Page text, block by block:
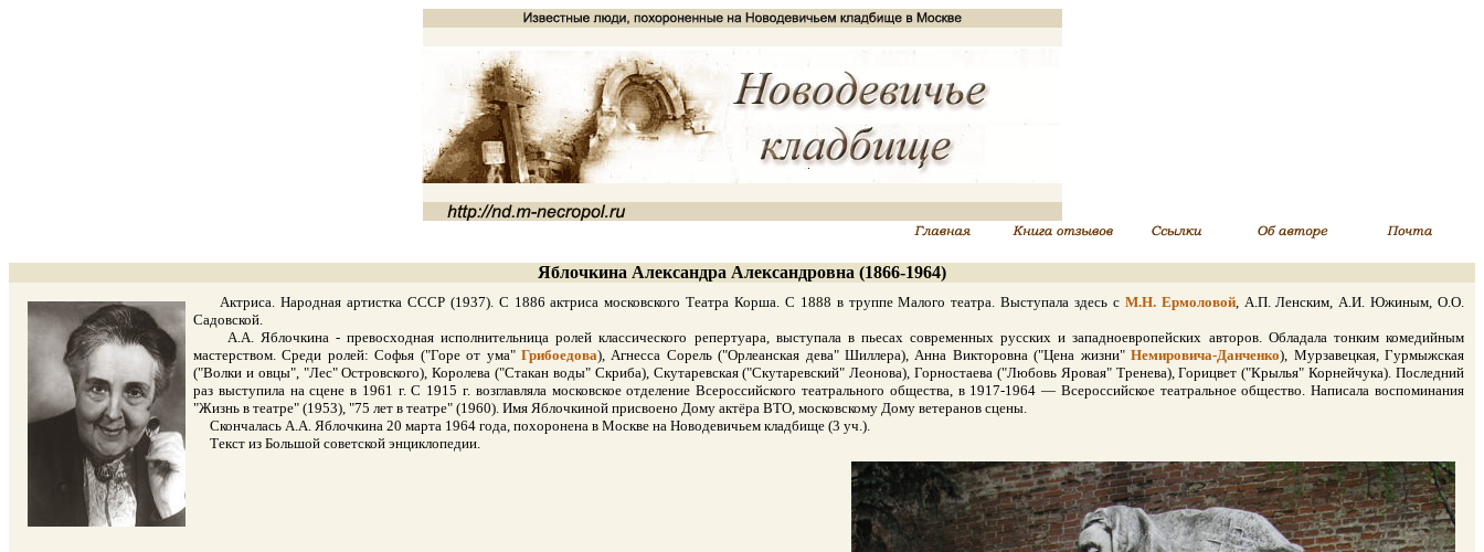
Яблочкина Александра Александровна (1866-1964)
Актриса. Народная артистка СССР (1937). С 1886 актриса московского Театра Корша. С 1888 в труппе Малого театра. Выступала здесь с М.Н. Ермоловой, А.П. Ленским, А.И. Южиным, О.О.
Садовской.
А.А. Яблочкина - превосходная исполнительница ролей классического репертуара, выступала в пьесах современных русских и западноевропейских авторов. Обладала тонким комедийным
мастерством. Среди ролей: Софья ("Горе от ума" Грибоедова), Агнесса Сорель ("Орлеанская дева" Шиллера), Анна Викторовна ("Цена жизни"Немировича-Данченко), Мурзавецкая, Гурмыжская
("Волки и овцы", "Лес" Островского), Королева ("Стакан воды" Скриба), Скутаревская ("Скутаревский" Леонова), Горностаева ("Любовь Яровая" Тренева), Горицвет ("Крылья" Корнейчука). Последний
раз выступила на сцене в 1961 г. С 1915 г. возглавляла московское отделение Всероссийского театрального общества, в 1917-1964 — Всероссийское театральное общество. Написала воспоминания
"Жизнь в театре" (1953), "75 лет в театре" (1960). Имя Яблочкиной присвоено Дому актёра ВТО, московскому Дому ветеранов сцены.
Скончалась А.А. Яблочкина 20 марта 1964 года, похоронена в Москве на Новодевичьем кладбище (3 уч.).
Текст из Большой советской энциклопедии.